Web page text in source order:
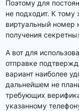
Поэтому для
не подходит. К тому
виртуальный номер
получения
А вот для
отправке
вариант наиболее
дальнейшем не
требующих
указанному